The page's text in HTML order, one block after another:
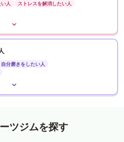
人 ストレスを解消したい人
自分磨きをしたい人
ツジムを探す